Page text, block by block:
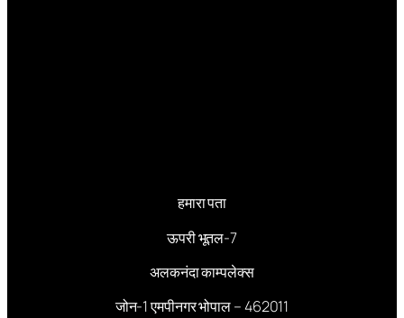
हमारा पता
ऊपरी भूतल-7
अलकनंदा काम्पलेक्स
जोन-1 एमपीनगर भोपाल – 462011